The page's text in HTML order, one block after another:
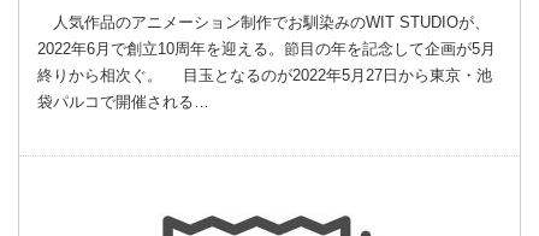
人気作品のアニメーション制作でお馴染みのWIT STUDIOが、
2022年6月で創立10周年を迎える。節目の年を記念して企画が5月
終りから相次ぐ。 目玉となるのが2022年5月27日から東京・池
袋パルコで開催される…